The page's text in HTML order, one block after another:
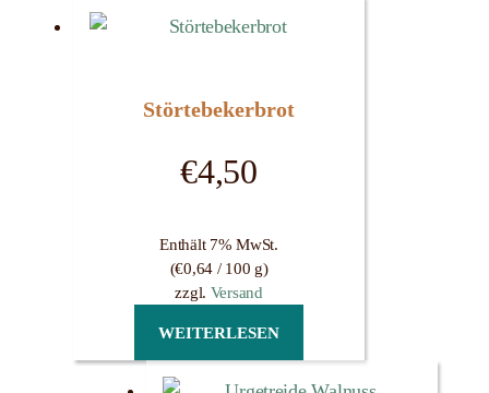
Störtebekerbrot
€4,50
Enthält 7% MwSt.
(€0,64/ 100 g)
zzgl. Versand
WEITERLESEN